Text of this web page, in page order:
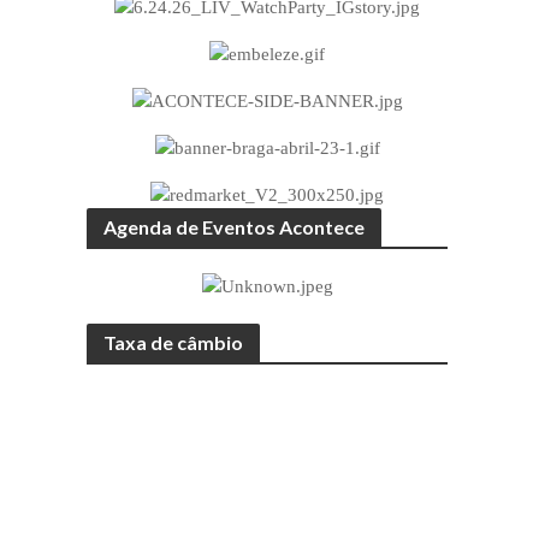
Agenda de Eventos Acontece
Taxa de câmbio